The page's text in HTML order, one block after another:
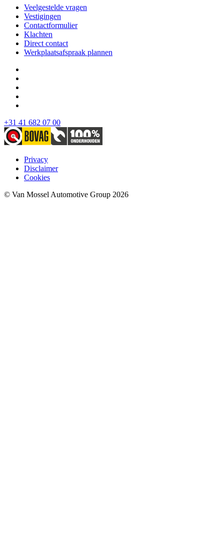
Veelgestelde vragen
Vestigingen
Contactformulier
Klachten
Direct contact
Werkplaatsafspraak plannen
+31 41 682 07 00
Privacy
Disclaimer
Cookies
© Van Mossel Automotive Group 2026